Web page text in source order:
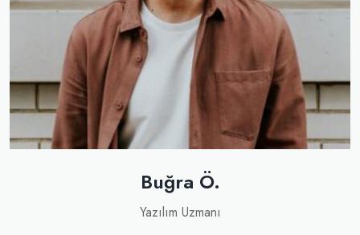
Buğra Ö.
Yazılım Uzmanı